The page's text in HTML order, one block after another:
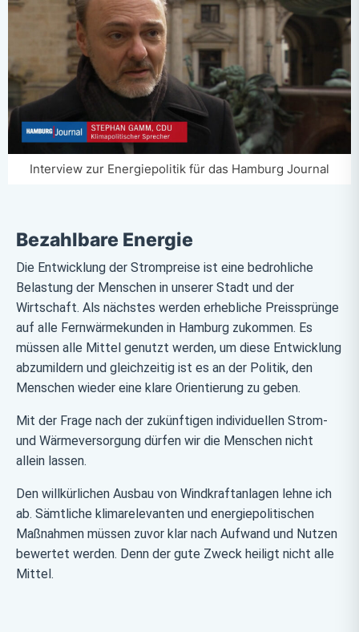
Interview zur Energiepolitik für das Hamburg Journal
Bezahlbare Energie
Die Entwicklung der Strompreise ist eine bedrohliche
Belastung der Menschen in unserer Stadt und der
Wirtschaft. Als nächstes werden erhebliche Preissprünge
auf alle Fernwärmekunden in Hamburg zukommen. Es
müssen alle Mittel genutzt werden, um diese Entwicklung
abzumildern und gleichzeitig ist es an der Politik, den
Menschen wieder eine klare Orientierung zu geben.
Mit der Frage nach der zukünftigen individuellen Strom-
und Wärmeversorgung dürfen wir die Menschen nicht
allein lassen.
Den willkürlichen Ausbau von Windkraftanlagen lehne ich
ab. Sämtliche klimarelevanten und energiepolitischen
Maßnahmen müssen zuvor klar nach Aufwand und Nutzen
bewertet werden. Denn der gute Zweck heiligt nicht alle
Mittel.